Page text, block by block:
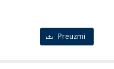
Preuzmi